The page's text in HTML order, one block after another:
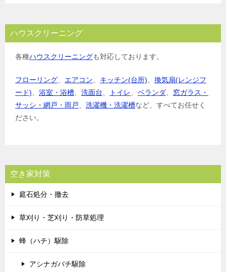
ハウスクリーニング
各種ハウスクリーニングも対応しております。
フローリング エアコン キッチン(台所)
換気扇(レンジフ
ード)
浴室・浴槽 洗面台 トイレ ベランダ
窓ガラス・
サッシ・網戸・雨戸
洗濯機・洗濯槽など、すべてお任せく
ださい。
空き家対策
庭石処分・撤去
草刈り・芝刈り・防草処理
蜂（ハチ）駆除
アシナガバチ駆除